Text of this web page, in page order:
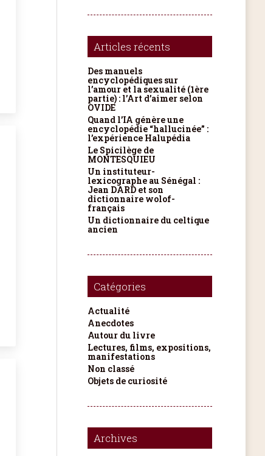
Articles récents
Des manuels
encyclopédiques sur
l’amour et la sexualité (1ère
partie) : l’Art d’aimer selon
OVIDE
Quand l’IA génère une
encyclopédie “hallucinée” :
l’expérience Halupédia
Le Spicilège de
MONTESQUIEU
Un instituteur-
lexicographe au Sénégal :
Jean DARD et son
dictionnaire wolof-
français
Un dictionnaire du celtique
ancien
Catégories
Actualité
Anecdotes
Autour du livre
Lectures, films, expositions,
manifestations
Non classé
Objets de curiosité
Archives